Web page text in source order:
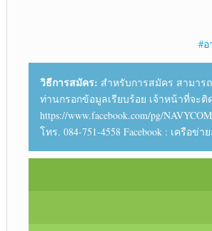
#อ
วิธีการสมัคร: สำหรับการสมัคร สามารถ
ท่านกรอกข้อมูลเรียบร้อย เจ้าหน้าที่จะ
https://www.facebook.com/pg/
โทร. 084-751-4558 Facebook : เครือข่